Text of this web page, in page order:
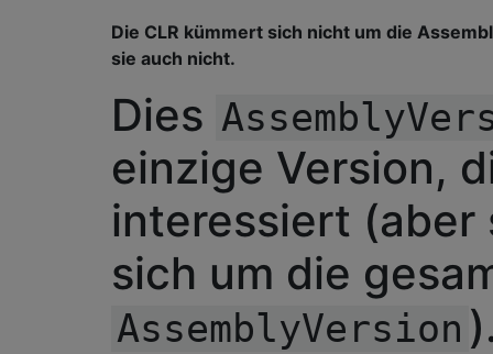
Die CLR kümmert sich nicht um die
sie auch nicht.
Dies
einzige Version,
interessiert (aber
sich um die
AssemblyVersion